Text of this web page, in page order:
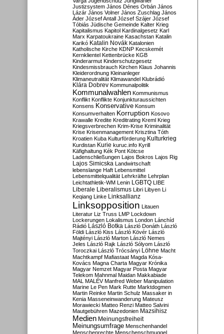
Justizsystem János Dénes Orbán János
Lázár János Volner János Zuschlag János
Áder József Antall József Szájer József
Tóbiás Jüdische Gemeinde Kalter Krieg
Kapitalismus Kapitol Kardinalgesetz Karl
Marx Karpatoukraine Kasachstan Katalin
Karikó Katalin Novák Katalonien
Katholische Kirche KDNP Kecskemét
Kernklientel Kettenbrücke KGB
Kinderarmut Kinderschutzgesetz
Kindesmissbrauch Kirchen Klaus Johannis
Kleiderordnung Kleinanleger
Klimaneutralität Klimawandel Klubrádió
Klára Dobrev Kommunalpolitik
Kommunalwahlen Kommunismus
Konflikt Konflikte Konjunkturaussichten
Konsens Konservative Konsum
Konsumverhalten Korruption Kosovo
Krawalle Kredite Kreditrating Kreml Krieg
Kriegsverbrechen Krim-Krise Kriminalität
Krise Krisenmanagement Krisztina Tóth
Kroatien Kuba Kulturförderung Kulturkrieg
Kurdistan Kurie kuruc.info Kyrill
Käfighaltung Kék Pont Kötcse
Ladenschließungen Lajos Bokros Lajos Rig
Lajos Simicska Landwirtschaft
lebenslange Haft Lebensmittel
Lebensmittelqualität Lehrkräfte Lehrplan
Leichtathletik-WM Lenin LGBTQ LIBE
Liberale Liberalismus Libri Libyen Li
Keqiang Linke Linksallianz
Linksopposition Litauen
Literatur Liz Truss LMP Lockdown
Lockerungen Lokalismus London Lánchíd
Rádió
László Botka László Donáth László
Földi László Kiss László Kövér László
Majtényi László Marton László Nemes
Jeles László Rajk László Sólyom László
Toroczkai László Trócsányi Löhne Macht
Machtkampf Mafiastaat Magda Kósa-
Kovács Magna Charta Magyar Krónika
Magyar Nemzet Magyar Posta Magyar
Telekom Mahnmal Maidan Makkabiade
MAL MALÉV Manfred Weber Manipulation
Marine Le Pen Mark Rutte Marktdogmen
Martin Reinke Martin Schulz Massaker in
Kenia Masseneinwanderung Mateusz
Morawiecki Matteo Renzi Matteo Salvini
Mautgebühren Mazedonien Mazsihisz
Medien Meinungsfreiheit
Meinungsumfrage Menschenhandel
Menschenrechte Menschenschmuggel